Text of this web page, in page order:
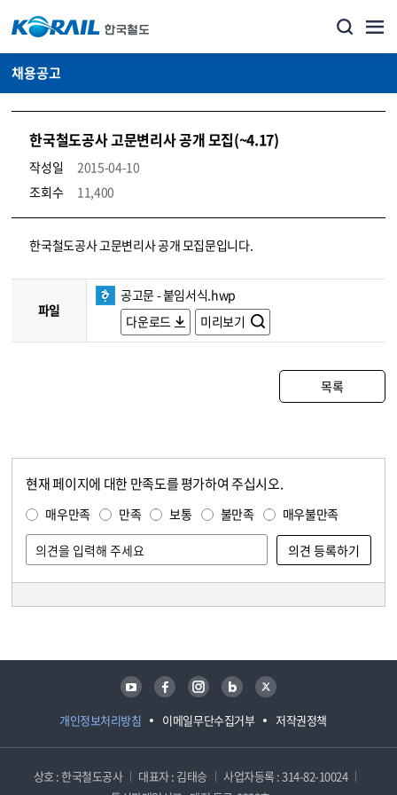
채용공고
한국철도공사 고문변리사 공개 모집(~4.17)
작성일
2015-04-10
조회수
11,400
코레일소개_경영공시_채용공고 상세보기 – 내용, 파일, 담당자 연락처로 구성
한국철도공사 고문변리사 공개 모집문입니다.
파일
공고문 - 붙임서식.hwp
다운로드
미리보기
목록
현재 페이지에 대한 만족도를 평가하여 주십시오.
매우만족 만족 보통 불만족 매우불만족
개인정보처리방침 이메일무단수집거부 저작권정책
유튜브 페이스북 인스타그램 블로그 트위터
상호 : 한국철도공사 대표자 : 김태승
사업자등록 : 314-82-10024